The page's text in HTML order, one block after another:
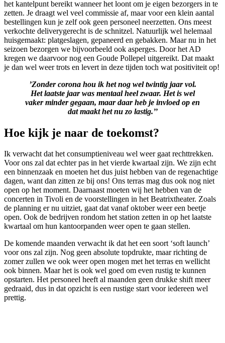
het kantelpunt bereikt wanneer het loont om je eigen bezorgers in te
zetten. Je draagt wel veel commissie af, maar voor een klein aantal
bestellingen kun je zelf ook geen personeel neerzetten. Ons meest
verkochte deliverygerecht is de schnitzel. Natuurlijk wel helemaal
huisgemaakt: platgeslagen, gepaneerd en gebakken. Maar nu in het
seizoen bezorgen we bijvoorbeeld ook asperges. Door het AD
kregen we daarvoor nog een Goude Pollepel uitgereikt. Dat maakt
je dan wel weer trots en levert in deze tijden toch wat positiviteit op!
’Zonder corona hou ik het nog wel twintig jaar vol.
Het laatste jaar was mentaal heel zwaar. Het is wel
vaker minder gegaan, maar daar heb je invloed op en
dat maakt het nu zo lastig.’’
Hoe kijk je naar de toekomst?
Ik verwacht dat het consumptieniveau wel weer gaat rechttrekken.
Voor ons zal dat echter pas in het vierde kwartaal zijn. We zijn echt
een binnenzaak en moeten het dus juist hebben van de regenachtige
dagen, want dan zitten ze bij ons! Ons terras mag dus ook nog niet
open op het moment. Daarnaast moeten wij het hebben van de
concerten in Tivoli en de voorstellingen in het Beatrixtheater. Zoals
de planning er nu uitziet, gaat dat vanaf oktober weer een beetje
open. Ook de bedrijven rondom het station zetten in op het laatste
kwartaal om hun kantoorpanden weer open te gaan stellen.
De komende maanden verwacht ik dat het een soort ‘soft launch’
voor ons zal zijn. Nog geen absolute topdrukte, maar richting de
zomer zullen we ook weer open mogen met het terras en wellicht
ook binnen. Maar het is ook wel goed om even rustig te kunnen
opstarten. Het personeel heeft al maanden geen drukke shift meer
gedraaid, dus in dat opzicht is een rustige start voor iedereen wel
prettig.